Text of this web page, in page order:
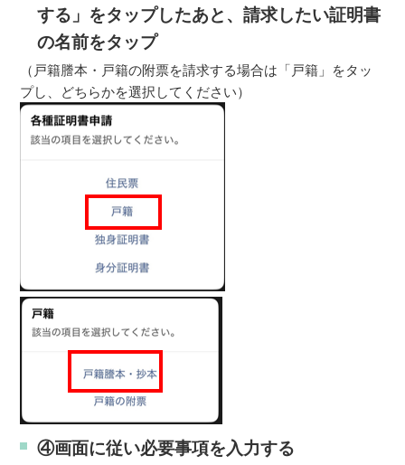
する」をタップしたあと、請求したい証明書
の名前をタップ
（戸籍謄本・戸籍の附票を請求する場合は「戸籍」をタッ
プし、どちらかを選択してください）
④画面に従い必要事項を入力する